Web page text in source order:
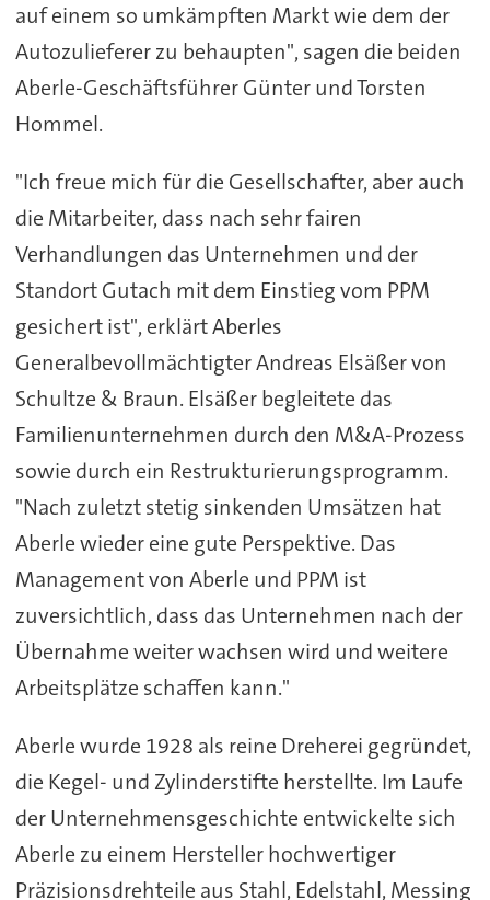
auf einem so umkämpften Markt wie dem der
Autozulieferer zu behaupten", sagen die beiden
Aberle-Geschäftsführer Günter und Torsten
Hommel.
"Ich freue mich für die Gesellschafter, aber auch
die Mitarbeiter, dass nach sehr fairen
Verhandlungen das Unternehmen und der
Standort Gutach mit dem Einstieg vom PPM
gesichert ist", erklärt Aberles
Generalbevollmächtigter Andreas Elsäßer von
Schultze & Braun. Elsäßer begleitete das
Familienunternehmen durch den M&A-Prozess
sowie durch ein Restrukturierungsprogramm.
"Nach zuletzt stetig sinkenden Umsätzen hat
Aberle wieder eine gute Perspektive. Das
Management von Aberle und PPM ist
zuversichtlich, dass das Unternehmen nach der
Übernahme weiter wachsen wird und weitere
Arbeitsplätze schaffen kann."
Aberle wurde 1928 als reine Dreherei gegründet,
die Kegel- und Zylinderstifte herstellte. Im Laufe
der Unternehmensgeschichte entwickelte sich
Aberle zu einem Hersteller hochwertiger
Präzisionsdrehteile aus Stahl, Edelstahl, Messing